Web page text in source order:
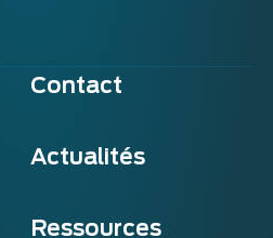
Contact
Actualités
Ressources